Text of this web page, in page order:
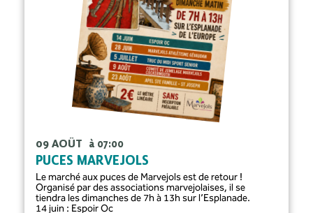
09 AOÛT à 07:00
PUCES MARVEJOLS
Le marché aux puces de Marvejols est de retour !
Organisé par des associations marvejolaises, il se
tiendra les dimanches de 7h à 13h sur l’Esplanade.
14 juin : Espoir Oc